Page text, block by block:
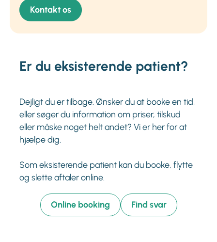
Kontakt os
Er du eksisterende patient?
Dejligt du er tilbage. Ønsker du at booke en tid,
eller søger du information om priser, tilskud
eller måske noget helt andet? Vi er her for at
hjælpe dig.
Som eksisterende patient kan du booke, flytte
og slette aftaler online.
Online booking Find svar